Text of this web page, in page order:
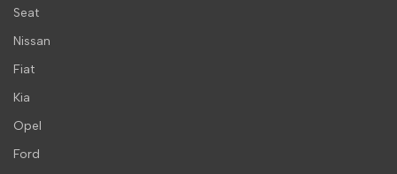
Seat
Nissan
Fiat
Kia
Opel
Ford